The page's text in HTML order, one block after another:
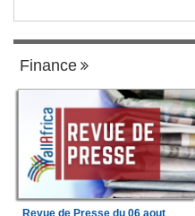
Finance
Revue de Presse du 06 aout